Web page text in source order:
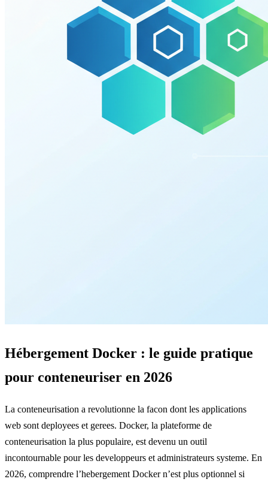
Hébergement Docker : le guide pratique
pour conteneuriser en 2026
La conteneurisation a revolutionne la facon dont les applications
web sont deployees et gerees. Docker, la plateforme de
conteneurisation la plus populaire, est devenu un outil
incontournable pour les developpeurs et administrateurs systeme. En
2026, comprendre l’hebergement Docker n’est plus optionnel si